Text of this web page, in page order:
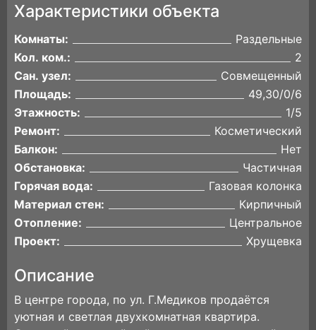
Характеристики объекта
Комнаты:
Раздельные
Кол. ком.:
2
Сан. узел:
Совмещенный
Площадь:
49,30/0/6
Этажность:
1/5
Ремонт:
Косметический
Балкон:
Нет
Обстановка:
Частичная
Горячая вода:
Газовая колонка
Материал стен:
Кирпичный
Отопление:
Центральное
Проект:
Хрущевка
Описание
В центре города, по ул. Г.Медиков продаётся
уютная и светлая двухкомнатная квартира.